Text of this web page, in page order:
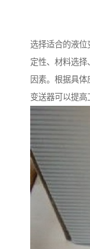
选择适合的液位
定性、材料选
因素。根据具
变送器可以提高